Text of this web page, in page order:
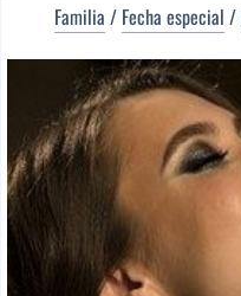
DIFERENTES
[Poema
del
Editor]
Cristóbal
Castillejo
[Poeta
sugerido]
Familia / Fecha especial /